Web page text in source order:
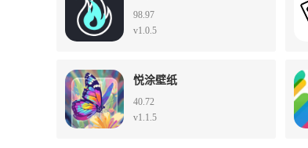
98.97
v1.0.5
悦涂壁纸
40.72
v1.1.5